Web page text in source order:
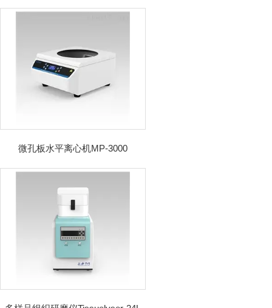
微孔板水平离心机MP-3000